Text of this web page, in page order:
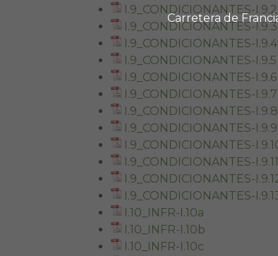
Carretera de
I.9_CONDICIONANTES-I.9.2
I.9_CONDICIONANTES-I.9.3
I.9_CONDICIONANTES-I.9.4
I.9_CONDICIONANTES-I.9.5
I.9_CONDICIONANTES-I.9.6
I.9_CONDICIONANTES-I.9.7
I.9_CONDICIONANTES-I.9.8
I.9_CONDICIONANTES-I.9.9
I.9_CONDICIONANTES-
I.9_CONDICIONANTES-I.9.11
I.9_CONDICIONANTES-
I.9_CONDICIONANTES-
I.10_INFR-I.10a
I.10_INFR-I.10b
I.10_INFR-I.10c